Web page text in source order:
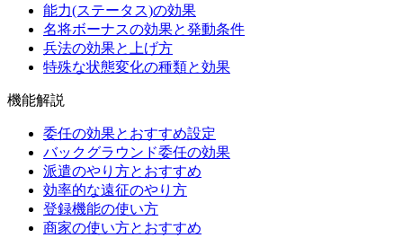
能力(ステータス)の効果
名将ボーナスの効果と発動条件
兵法の効果と上げ方
特殊な状態変化の種類と効果
機能解説
委任の効果とおすすめ設定
バックグラウンド委任の効果
派遣のやり方とおすすめ
効率的な遠征のやり方
登録機能の使い方
商家の使い方とおすすめ